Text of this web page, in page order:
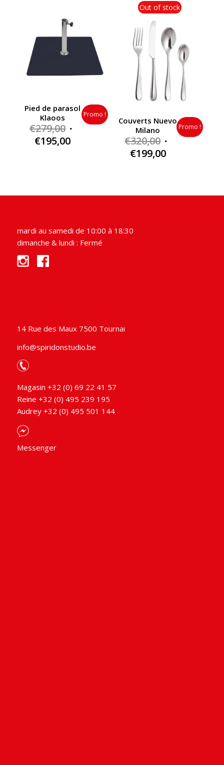
was:
€40,00.
Pied de parasol
Klaoos
€279,00 Original
price
€195,00Current
Promo !
Out of stock
Couverts Nuevo
Milano
€320,00 Original
price
€199,00Current
Promo !
mardi au samedi de 10:00 à 18:30
dimanche & lundi : Fermé
14 Rue des Maux 7500 Tournai
info@spiridonstudio.be
Magasin +32 (0) 69 22 41 57
Reine +32 (0) 495 239 195
Audrey +32 (0) 495 501 144
Messenger